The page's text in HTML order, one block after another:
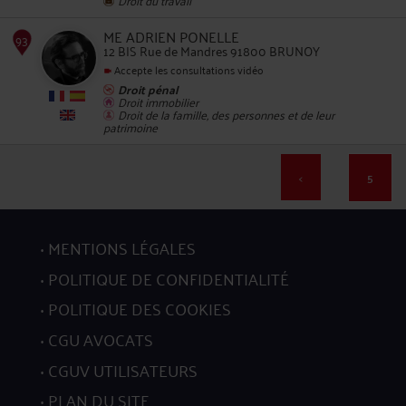
90 ME ADRIEN PONELLE
12 BIS Rue de Mandres 91800 BRUNOY
Accepte les consultations vidéo
Droit pénal
Droit immobilier
Droit de la famille, des personnes et de leur
patrimoine
< 5
MENTIONS LÉGALES
POLITIQUE DE CONFIDENTIALITÉ
POLITIQUE DES COOKIES
CGU AVOCATS
CGUV UTILISATEURS
PLAN DU SITE